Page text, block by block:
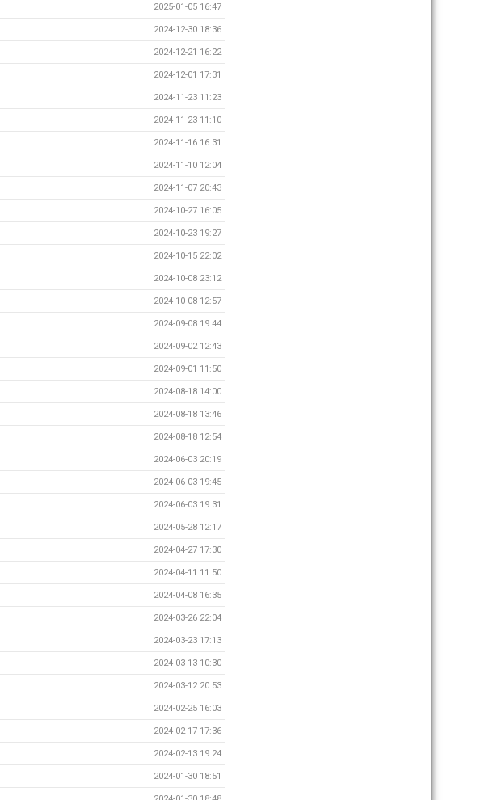
2025-01-05 16:47
2024-12-30 18:36
2024-12-21 16:22
2024-12-01 17:31
2024-11-23 11:23
2024-11-23 11:10
2024-11-16 16:31
2024-11-10 12:04
2024-11-07 20:43
2024-10-27 16:05
2024-10-23 19:27
2024-10-15 22:02
2024-10-08 23:12
2024-10-08 12:57
2024-09-08 19:44
2024-09-02 12:43
2024-09-01 11:50
2024-08-18 14:00
2024-08-18 13:46
2024-08-18 12:54
2024-06-03 20:19
2024-06-03 19:45
2024-06-03 19:31
2024-05-28 12:17
2024-04-27 17:30
2024-04-11 11:50
2024-04-08 16:35
2024-03-26 22:04
2024-03-23 17:13
2024-03-13 10:30
2024-03-12 20:53
2024-02-25 16:03
2024-02-17 17:36
2024-02-13 19:24
2024-01-30 18:51